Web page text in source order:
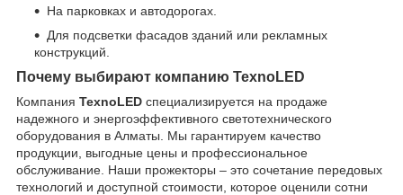
На парковках и автодорогах.
Для подсветки фасадов зданий или рекламных
конструкций.
Почему выбирают компанию TexnoLED
Компания TexnoLED специализируется на продаже
надежного и энергоэффективного светотехнического
оборудования в Алматы. Мы гарантируем качество
продукции, выгодные цены и профессиональное
обслуживание. Наши прожекторы – это сочетание передовых
технологий и доступной стоимости, которое оценили сотни